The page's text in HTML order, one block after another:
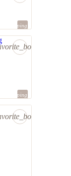
shopping_bag
shopping_bag